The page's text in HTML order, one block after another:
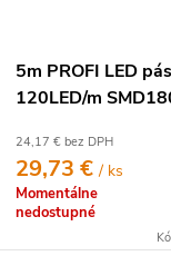
5m PROFI LED
120LED/m
24V
24,17 € bez DPH
29,73 €/ ks
Momentálne
nedostupné